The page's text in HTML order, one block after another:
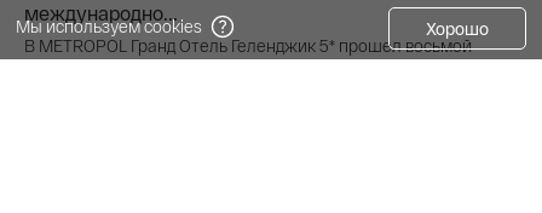
международно...
В METROPOL Гранд Отель Геленджик 5* прошел восьмой
Мы используем cookies Хорошо